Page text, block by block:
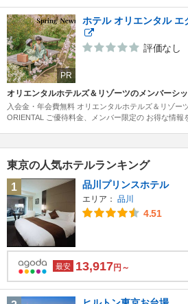
PR
ホテル オリエンタル エ
評価なし
オリエンタルホテルズ＆リゾーツのメンバーシ
入会金・年会費無料 オリエンタルホテルズ＆リゾー
ORIENTAL ご優待料金、メンバー限定の お得な情報
東京の人気ホテルランキング
1
品川プリンスホテル
エリア： 品川
4.51
最安 13,917円～